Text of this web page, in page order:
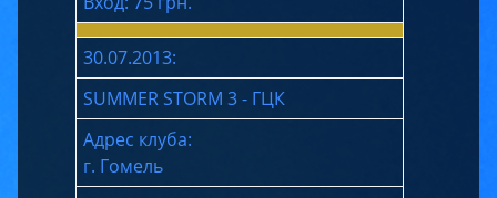
30.07.2013:
SUMMER STORM 3 - ГЦК
Адрес клуба:
г. Гомель